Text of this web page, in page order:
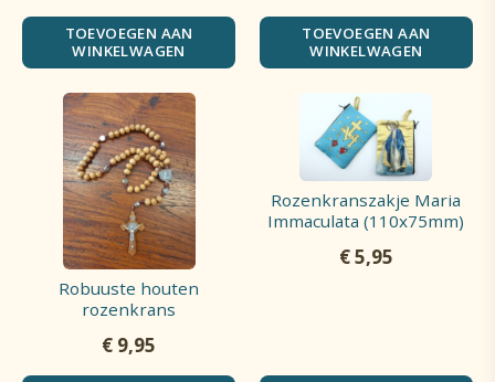
TOEVOEGEN AAN
WINKELWAGEN
TOEVOEGEN AAN
WINKELWAGEN
Robuuste houten
rozenkrans
€ 9,95
Rozenkranszakje Maria
Immaculata (110x75mm)
€5,95